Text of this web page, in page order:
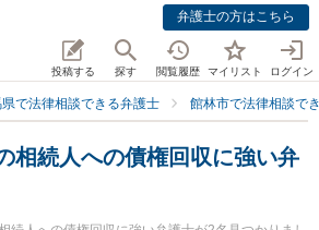
弁護士の方はこちら
投稿する 探す 閲覧履歴 マイリスト ログイン
で法律相談できる弁護士 館林市で法律相談で
相続人への債権回収に強い弁